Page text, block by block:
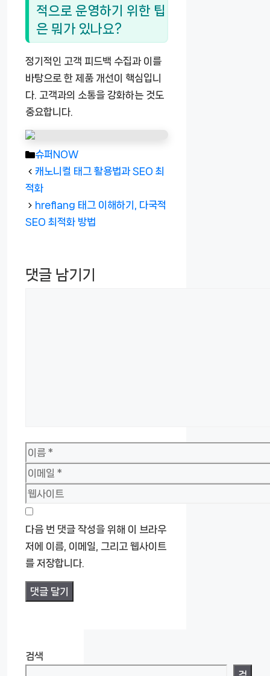
적으로 운영하기 위한 팁
은 뭐가 있나요?
정기적인 고객 피드백 수집과 이를
바탕으로 한 제품 개선이 핵심입니
다. 고객과의 소통을 강화하는 것도
중요합니다.
카
테
고
리
슈퍼NOW
캐노니컬 태그 활용법과 SEO 최
적화
hreflang 태그 이해하기, 다국적
SEO 최적화 방법
댓글 남기기
이
름
이
메
일
웹
사
이
트
다음 번 댓글 작성을 위해 이 브라우
저에 이름, 이메일, 그리고 웹사이트
를 저장합니다.
검색